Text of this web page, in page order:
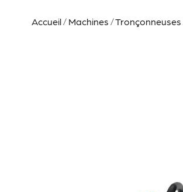
Accueil/ Machines /Tronçonneuses